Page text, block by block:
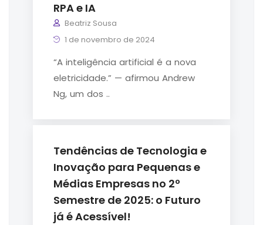
RPA e IA
Beatriz Sousa
1 de novembro de 2024
“A inteligência artificial é a nova
eletricidade.” — afirmou Andrew
Ng, um dos ..
Tendências de Tecnologia e
Inovação para Pequenas e
Médias Empresas no 2º
Semestre de 2025: o Futuro
já é Acessível!